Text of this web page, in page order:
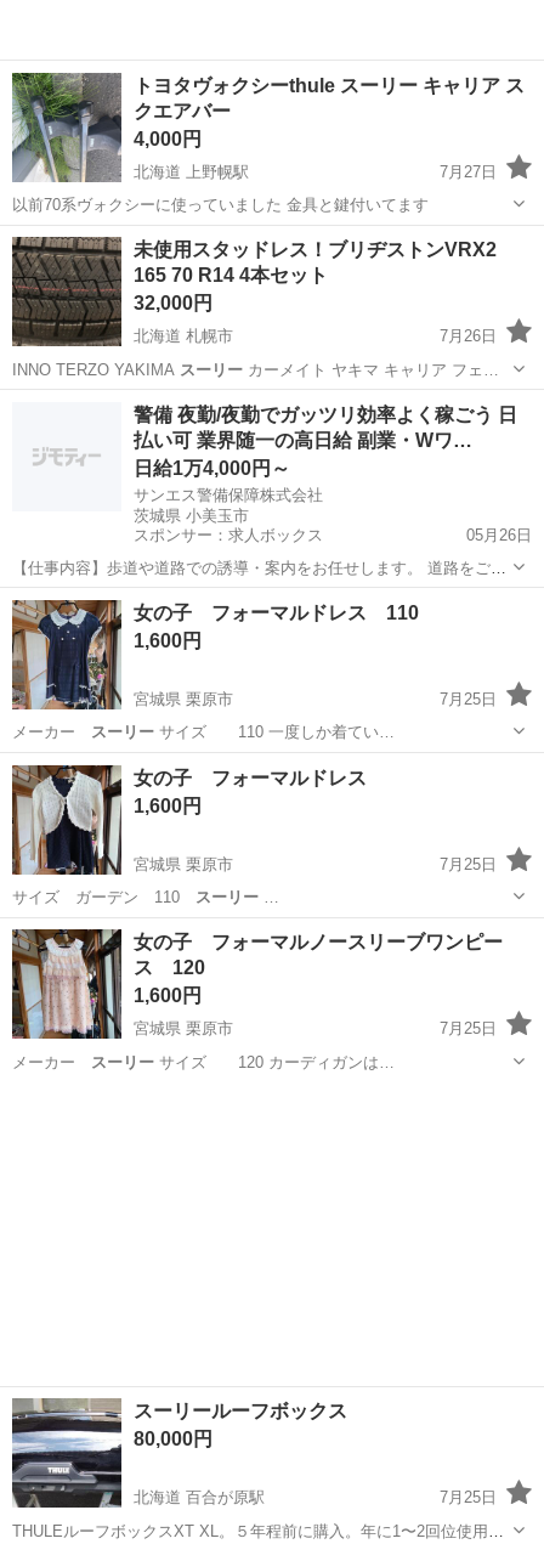
トヨタヴォクシーthule スーリー キャリア ス
クエアバー
4,000円
北海道 上野幌駅
7月27日
以前70系ヴォクシーに使っていました 金具と鍵付いてます
北海道 札幌市 上野幌駅 キャリア、ラック
未使用スタッドレス！ブリヂストンVRX2
165 70 R14 4本セット
32,000円
北海道 札幌市
7月26日
INNO TERZO YAKIMA スーリーカーメイト ヤキマ キャリア フェ…
札幌市 タイヤ、ホイール VRX
警備 夜勤/夜勤でガッツリ効率よく稼ごう 日
払い可 業界随一の高日給 副業・Wワ…
日給1万4,000円～
サンエス警備保障株式会社
茨城県 小美玉市
スポンサー：求人ボックス
05月26日
【仕事内容】歩道や道路での誘導・案内をお任せします。 道路をご利
用される車両や歩行者の方が安全に安心して通行するために適切に誘
導してください。 勤務地へは直行直帰OKです! <未経験でも安心!!> 丁
寧な研修20hで基本的な知識を...
アルバイト・パート
女の子 フォーマルドレス 110
1,600円
宮城県 栗原市
7月25日
メーカー スーリー サイズ 110 一度しか着てい…
宮城 栗原市 キッズ用品 フォーマルドレス
女の子 フォーマルドレス
1,600円
宮城県 栗原市
7月25日
サイズ ガーデン 110 スーリー …
宮城 栗原市 キッズ用品 フォーマルドレス
女の子 フォーマルノースリーブワンピー
ス 120
1,600円
宮城県 栗原市
7月25日
メーカー スーリー サイズ 120 カーディガンは…
スーリールーフボックス
80,000円
北海道 百合が原駅
7月25日
THULEルーフボックスXT XL。５年程前に購入。年に1〜2回位使用